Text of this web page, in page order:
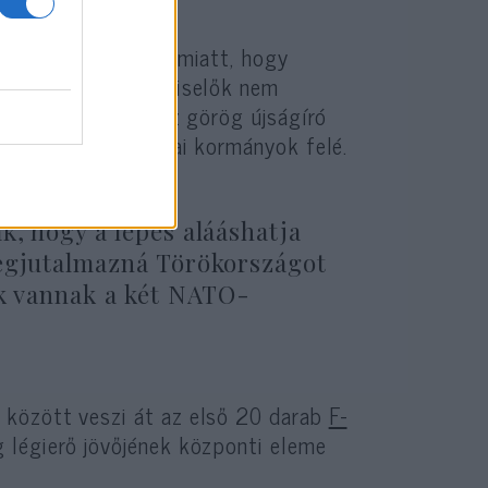
egyedül aggódik amiatt, hogy
a görög tisztviselők nem
Vaszilisz Nedosz görög újságíró
követő amerikai kormányok felé.
hogy a lépés alááshatja
Törökországot
vannak a két NATO-
veszi át az első 20 darab F-
jövőjének központi eleme